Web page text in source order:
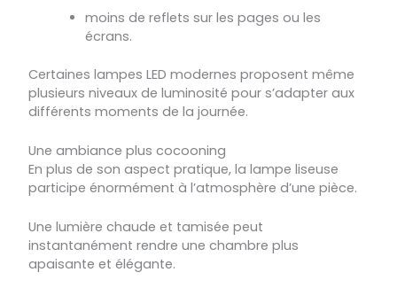
moins de reflets sur les pages ou les
écrans.
Certaines lampes LED modernes proposent même
plusieurs niveaux de luminosité pour s’adapter aux
différents moments de la journée.
Une ambiance plus cocooning
En plus de son aspect pratique, la lampe liseuse
participe énormément à l’atmosphère d’une pièce.
Une lumière chaude et tamisée peut
instantanément rendre une chambre plus
apaisante et élégante.